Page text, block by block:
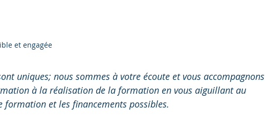
et engagée
uniques; nous sommes à votre écoute et vous accompagnons
à la réalisation de la formation en vous aiguillant au
et les financements possibles.